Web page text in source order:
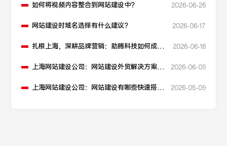
如何将视频内容整合到网站建设中？ 2026-06-26
网站建设时域名选择有什么建议？ 2026-06-17
扎根上海，深耕品牌营销：助腾科技如何成为
2026-06-16
上海网站建设公司：网站建设外贸解决方案如
2026-06-09
上海网站建设公司：网站建设有哪些快速搭建
2026-05-09